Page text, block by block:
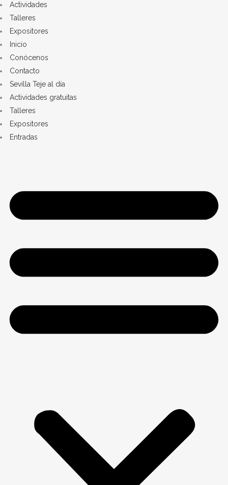
Actividades
Talleres
Expositores
Inicio
Conócenos
Contacto
Sevilla Teje al día
Actividades gratuitas
Talleres
Expositores
Entradas